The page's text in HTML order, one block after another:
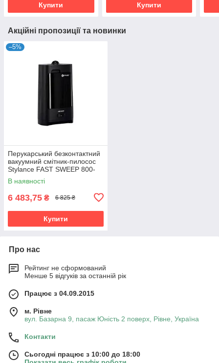
Купити Купити
Акційні пропозиції та новинки
–5%
Перукарський безконтактний
вакуумний смітник-пилосос
Stylance FAST SWEEP 800-
002 | Автоматичний пилосос
для збору сміття з
В наявності
6 483,75 ₴ 6 825 ₴
Купити
Про нас
Рейтинг не сформований
Менше 5 відгуків за останній рік
Працює з 04.09.2015
м. Рівне
вул. Базарна 9, пасаж Юність 2 поверх, Рівне, Україна
Контакти
Сьогодні працює з 10:00 до 18:00